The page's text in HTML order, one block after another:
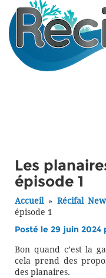
Les
épisode 1
Accueil» Récifal
épisode 1
Posté le 29 juin 2024
Bon quand c’est la
cela prend des
des planaires.